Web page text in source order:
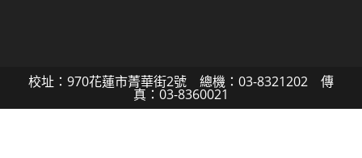
校址：970花蓮市菁華街2號 總機：03-8321202 傳
真：03-8360021